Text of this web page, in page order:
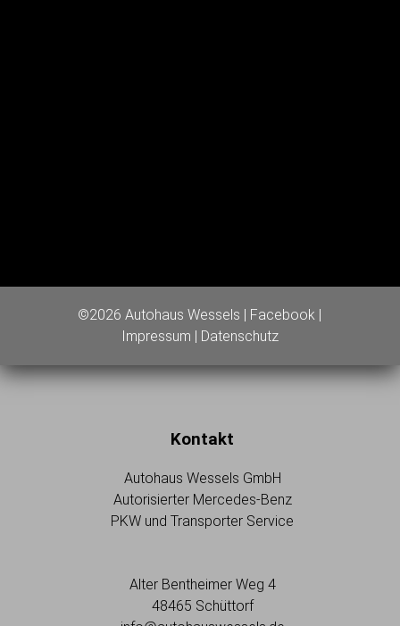
©2026 Autohaus Wessels | Facebook |
Impressum | Datenschutz
Kontakt
Autohaus Wessels GmbH
Autorisierter Mercedes-Benz
PKW und Transporter Service
Alter Bentheimer Weg 4
48465 Schüttorf